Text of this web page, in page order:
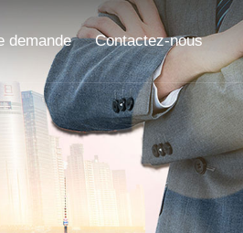
demande Contactez-nous